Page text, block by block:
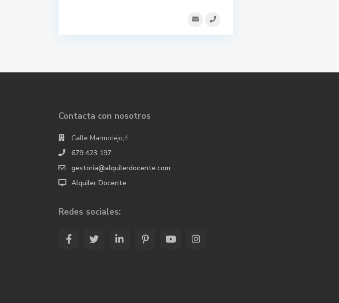
Contacta con nosotros
Calle Marmolejo,4
679 423 197
gestoria@alquilerdocente.com
Alquiler Docente
Redes sociales: